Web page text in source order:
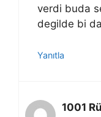
verdi buda
degilde bi
Yanıtla
1001